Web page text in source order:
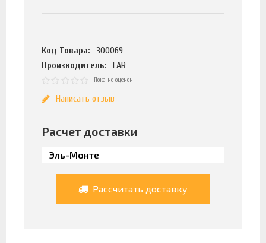
Код Товара:
300069
Производитель:
FAR
Пока не оценен
Написать отзыв
Расчет доставки
Рассчитать доставку